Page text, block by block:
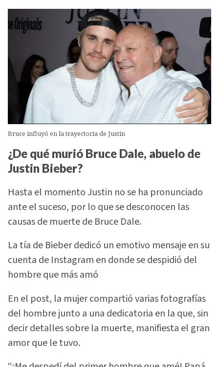
Bruce influyó en la trayectoria de Justin
¿De qué murió Bruce Dale, abuelo de
Justin Bieber?
Hasta el momento Justin no se ha pronunciado
ante el suceso, por lo que se desconocen las
causas de muerte de Bruce Dale.
La tía de Bieber dedicó un emotivo mensaje en su
cuenta de Instagram en donde se despidió del
hombre que más amó
En el post, la mujer compartió varias fotografías
del hombre junto a una dedicatoria en la que, sin
decir detalles sobre la muerte, manifiesta el gran
amor que le tuvo.